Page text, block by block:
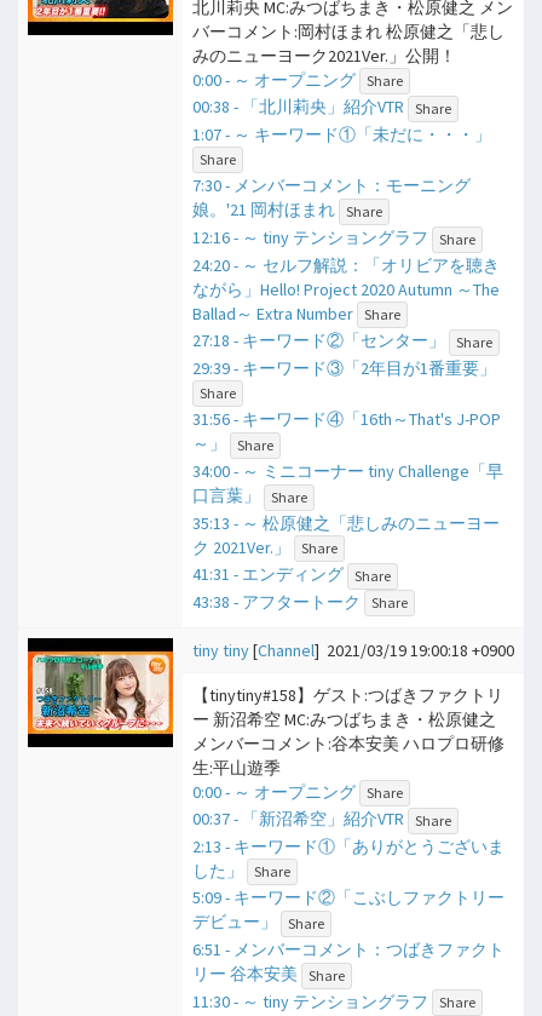
北川莉央 MC:みつばちまき・松原健之 メン
バーコメント:岡村ほまれ 松原健之「悲し
みのニューヨーク2021Ver.」公開！
0:00 - ​～ オープニング Share
00:38 - 「北川莉央」紹介VTR Share
1:07 - ​～ キーワード①「未だに・・・」
Share
7:30 - メンバーコメント：モーニング
娘。'21 岡村ほまれ Share
12:16 - ​～ tiny テンショングラフ Share
24:20 - ​～ セルフ解説：「オリビアを聴き
ながら」Hello! Project 2020 Autumn ～The
Ballad～ Extra Number Share
27:18 - キーワード②「センター」 Share
29:39 - キーワード③「2年目が1番重要」
Share
31:56 - キーワード④「16th～That's J-POP
～」
Share
34:00 - ​～ ミニコーナー tiny Challenge「早
口言葉」
Share
35:13 - ​～ 松原健之「悲しみのニューヨー
ク 2021Ver.」
Share
41:31 - エンディング Share
43:38 - アフタートーク Share
tiny tiny[Channel] 2021/03/19 19:00:18 +0900
【tinytiny#158】ゲスト:つばきファクトリ
ー 新沼希空 MC:みつばちまき・松原健之
メンバーコメント:谷本安美 ハロプロ研修
生:平山遊季
0:00 - ​～ オープニング Share
00:37 - 「新沼希空」紹介VTR Share
2:13 - キーワード①「ありがとうございま
した」
Share
5:09 - キーワード②「こぶしファクトリー
デビュー」
Share
6:51 - メンバーコメント：つばきファクト
リー 谷本安美
Share
11:30 - ​～ tiny テンショングラフ Share